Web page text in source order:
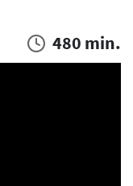
480 min.